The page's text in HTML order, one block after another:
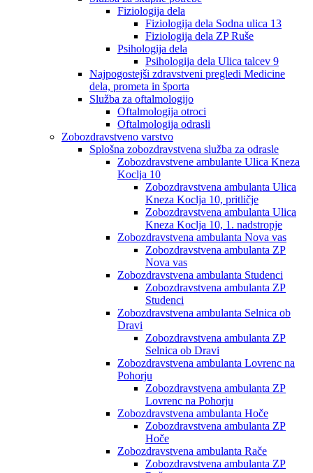
Fiziologija dela
Fiziologija dela Sodna ulica 13
Fiziologija dela ZP Ruše
Psihologija dela
Psihologija dela Ulica talcev 9
Najpogostejši zdravstveni pregledi Medicine
dela, prometa in športa
Služba za oftalmologijo
Oftalmologija otroci
Oftalmologija odrasli
Zobozdravstveno varstvo
Splošna zobozdravstvena služba za odrasle
Zobozdravstvene ambulante Ulica Kneza
Koclja 10
Zobozdravstvena ambulanta Ulica
Kneza Koclja 10, pritličje
Zobozdravstvena ambulanta Ulica
Kneza Koclja 10, 1. nadstropje
Zobozdravstvena ambulanta Nova vas
Zobozdravstvena ambulanta ZP
Nova vas
Zobozdravstvena ambulanta Studenci
Zobozdravstvena ambulanta ZP
Studenci
Zobozdravstvena ambulanta Selnica ob
Dravi
Zobozdravstvena ambulanta ZP
Selnica ob Dravi
Zobozdravstvena ambulanta Lovrenc na
Pohorju
Zobozdravstvena ambulanta ZP
Lovrenc na Pohorju
Zobozdravstvena ambulanta Hoče
Zobozdravstvena ambulanta ZP
Hoče
Zobozdravstvena ambulanta Rače
Zobozdravstvena ambulanta ZP